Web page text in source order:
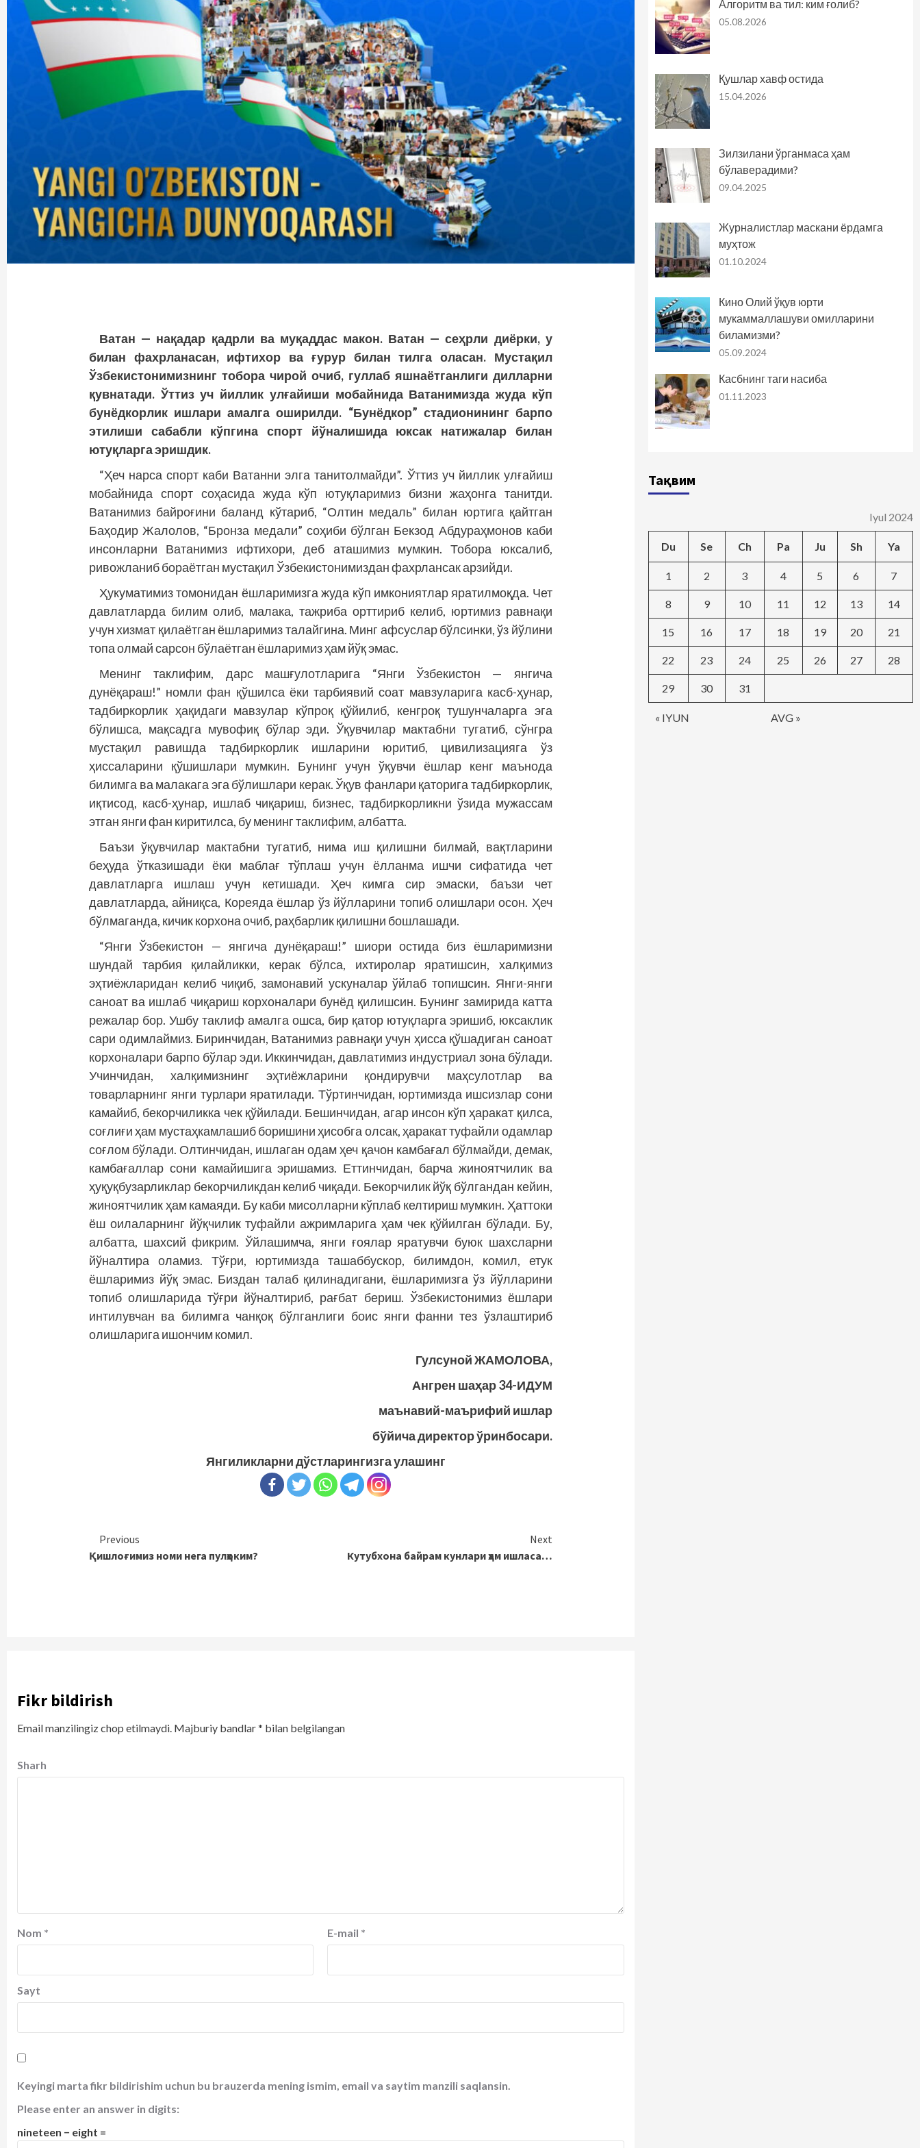
Ватан — нақадар қадрли ва муқаддас макон. Ватан — сеҳрли диёрки, у
билан фахрланасан, ифтихор ва ғурур билан тилга оласан. Мустақил
Ўзбекистонимизнинг тобора чирой очиб, гуллаб яшнаётганлиги дилларни
қувнатади. Ўттиз уч йиллик улғайиши мобайнида Ватанимизда жуда кўп
бунёдкорлик ишлари амалга оширилди. “Бунёдкор” стадионининг барпо
этилиши сабабли кўпгина спорт йўналишида юксак натижалар билан
ютуқларга эришдик.
“Ҳеч нарса спорт каби Ватанни элга танитолмайди”. Ўттиз уч йиллик улғайиш
мобайнида спорт соҳасида жуда кўп ютуқларимиз бизни жаҳонга танитди.
Ватанимиз байроғини баланд кўтариб, “Олтин медаль” билан юртига қайтган
Баҳодир Жалолов, “Бронза медали” соҳиби бўлган Бекзод Абдураҳмонов каби
инсонларни Ватанимиз ифтихори, деб аташимиз мумкин. Тобора юксалиб,
ривожланиб бораётган мус­тақил Ўзбекистонимиздан фахрлансак арзийди.
Ҳукуматимиз томонидан ёшларимизга жуда кўп имкониятлар яратилмоқда. Чет
давлатларда билим олиб, малака, таж­риба орттириб келиб, юртимиз равнақи
учун хизмат қилаётган ёшларимиз талайгина. Минг афсуслар бўлсинки, ўз йўлини
топа олмай сарсон бўлаётган ёшларимиз ҳам йўқ эмас.
Менинг таклифим, дарс машғулотларига “Янги Ўзбекистон — янгича
дунёқараш!” номли фан қўшилса ёки тарбиявий соат мавзуларига касб-ҳунар,
тадбиркорлик ҳақидаги мавзулар кўпроқ қўйилиб, кенгроқ тушунчаларга эга
бўлишса, мақсадга мувофиқ бўлар эди. Ўқувчилар мактабни тугатиб, сўнг­­ра
мустақил равишда тадбиркорлик ишларини юритиб, цивилизацияга ўз
ҳиссаларини қўшишлари мумкин. Бунинг учун ўқувчи ёшлар кенг маънода
билимга ва малакага эга бўлиш­лари керак. Ўқув фанлари қаторига тадбиркорлик,
иқтисод, касб-ҳунар, ишлаб чиқариш, бизнес, тадбиркорликни ўзида мужассам
этган янги фан киритилса, бу менинг таклифим, албатта.
Баъзи ўқувчилар мактабни тугатиб, нима иш қилишни билмай, вақтларини
беҳуда ўтказишади ёки маблағ тўплаш учун ёлланма ишчи сифатида чет
давлатларга ишлаш учун кетишади. Ҳеч кимга сир эмаски, баъзи чет
давлатларда, айниқса, Кореяда ёшлар ўз йўлларини топиб олишлари осон. Ҳеч
бўлмаганда, кичик корхона очиб, раҳбарлик қилишни бошлашади.
“Янги Ўзбекистон — янгича дунёқараш!” шиори остида биз ёшларимизни
шундай тарбия қилайликки, керак бўлса, ихтиролар яратишсин, халқимиз
эҳтиёжларидан келиб чиқиб, замонавий ускуналар ўйлаб топишсин. Янги-янги
саноат ва ишлаб чиқариш корхоналари бунёд қилишсин. Бунинг замирида катта
режалар бор. Ушбу таклиф амалга ошса, бир қатор ютуқларга эришиб, юксаклик
сари одимлаймиз. Биринчидан, Ватанимиз равнақи учун ҳисса қўшадиган саноат
корхоналари барпо бўлар эди. Иккинчидан, давлатимиз индус­триал зона бўлади.
Учинчидан, халқимизнинг эҳтиёжларини қондирувчи маҳсулотлар ва
товарларнинг янги турлари яратилади. Тўртинчидан, юртимизда ишсизлар сони
камайиб, бекорчиликка чек қўйилади. Бешинчидан, агар инсон кўп ҳаракат қилса,
соғлиғи ҳам мустаҳкамлашиб боришини ҳисобга олсак, ҳаракат туфайли одамлар
соғлом бўлади. Олтинчидан, ишлаган одам ҳеч қачон камбағал бўлмайди, демак,
камбағаллар сони камайишига эришамиз. Еттинчидан, барча жиноятчилик ва
ҳуқуқбузарликлар бекорчиликдан келиб чиқади. Бекорчилик йўқ бўлгандан кейин,
жиноятчилик ҳам камаяди. Бу каби мисолларни кўплаб келтириш мумкин. Ҳаттоки
ёш оилаларнинг йўқчилик туфайли ажримларига ҳам чек қўйилган бўлади. Бу,
албатта, шахсий фикрим. Ўйлашимча, янги ғоялар яратувчи буюк шахсларни
йўналтира оламиз. Тўғри, юртимизда ташаббускор, билимдон, комил, етук
ёшларимиз йўқ эмас. Биздан талаб қилинадигани, ёшларимизга ўз йўлларини
топиб олиш­ларида тўғри йўналтириб, рағбат бериш. Ўзбекистонимиз ёшлари
интилувчан ва билимга чанқоқ бўлганлиги боис янги фанни тез ўзлаштириб
олишларига ишончим комил.
Гулсуной ЖАМОЛОВА,
Ангрен шаҳар 34-ИДУМ
маънавий-маърифий ишлар
бўйича директор ўринбосари.
Янгиликларни дўстларингизга улашинг
Continue
Reading
Previous
Қишлоғимиз номи нега пулҳоким?
Next
Кутубхона байрам кунлари ҳам ишласа…
Fikr bildirish
Email manzilingiz chop etilmaydi. Majburiy bandlar* bilan belgilangan
Sharh
Nom * E-mail *
Sayt
Keyingi marta fikr bildirishim uchun bu brauzerda mening ismim, email va saytim manzili saqlansin.
Please enter an answer in digits:
nineteen − eight =
Алгоритм ва тил: ким ғолиб?
05.08.2026
Қушлар хавф остида
15.04.2026
Зилзилани ўрганмаса ҳам
бўлаверадими?
09.04.2025
Журналистлар маскани ёрдамга
муҳтож
01.10.2024
Кино Олий ўқув юрти
мукаммаллашуви омилларини
биламизми?
05.09.2024
Касбнинг таги насиба
01.11.2023
Тақвим
Iyul 2024
Du Se Ch Pa Ju Sh Ya
« IYUN AVG »
1 2 3 4 5 6 7
8 9 10 11 12 13 14
15 16 17 18 19 20 21
22 23 24 25 26 27 28
29 30 31